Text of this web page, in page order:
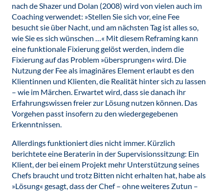
nach de Shazer und Dolan (2008) wird von vielen auch im
Coaching verwendet: »Stellen Sie sich vor, eine Fee
besucht sie über Nacht, und am nächsten Tag ist alles so,
wie Sie es sich wünschen …« Mit diesem Reframing kann
eine funktionale Fixierung gelöst werden, indem die
Fixierung auf das Problem »übersprungen« wird. Die
Nutzung der Fee als imaginäres Element erlaubt es den
Klientinnen und Klienten, die Realität hinter sich zu lassen
– wie im Märchen. Erwartet wird, dass sie danach ihr
Erfahrungswissen freier zur Lösung nutzen können. Das
Vorgehen passt insofern zu den wiedergegebenen
Erkenntnissen.
Allerdings funktioniert dies nicht immer. Kürzlich
berichtete eine Beraterin in der Supervisionssitzung: Ein
Klient, der bei einem Projekt mehr Unterstützung seines
Chefs braucht und trotz Bitten nicht erhalten hat, habe als
»Lösung« gesagt, dass der Chef – ohne weiteres Zutun –